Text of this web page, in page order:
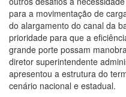
para a movimentação de
do alargamento do canal da
prioridade para que a
grande porte possam
diretor superintendente
apresentou a estrutura do
cenário nacional e estadual.